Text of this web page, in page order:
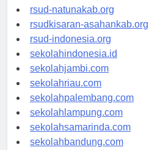
rsud-ntbprov.org
rsud-natunakab.org
rsudkisaran-asahankab.org
rsud-indonesia.org
sekolahindonesia.id
sekolahjambi.com
sekolahriau.com
sekolahpalembang.com
sekolahlampung.com
sekolahsamarinda.com